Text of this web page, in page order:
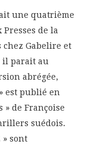
une quatrième
de la
chez Gabelire et
il parait au
abrégée,
est publié en
» de Françoise
suédois.
sont